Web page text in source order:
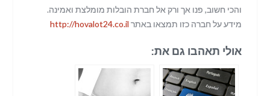
והכי חשוב, פנו אך ורק אל חברת הובלות מומלצת ואמינה.
מידע על חברה כזו תמצאו באתר http://hovalot24.co.il
אולי תאהבו גם את: